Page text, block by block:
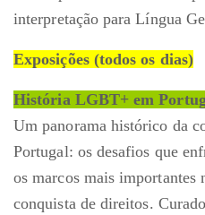
interpretação para Língua
Exposições (todos os dias)
História LGBT+ em
Um panorama histórico da
Portugal: os desafios que
os marcos mais importantes
conquista de direitos.